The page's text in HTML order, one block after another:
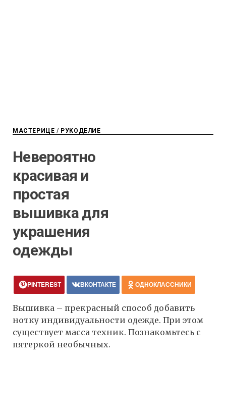
МАСТЕРИЦЕ / РУКОДЕЛИЕ
Невероятно
красивая и
простая
вышивка для
украшения
одежды
PINTEREST ВКОНТАКТЕ ОДНОКЛАССНИКИ
Вышивка – прекрасный способ добавить
нотку индивидуальности одежде. При этом
существует масса техник. Познакомьтесь с
пятеркой необычных.